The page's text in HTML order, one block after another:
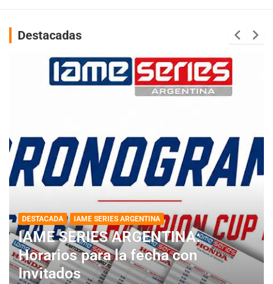
Destacadas
DESTACADA IAME SERIES ARGENTINA
IAME SERIES ARGENTINA:
Horarios para la fecha con
Invitados